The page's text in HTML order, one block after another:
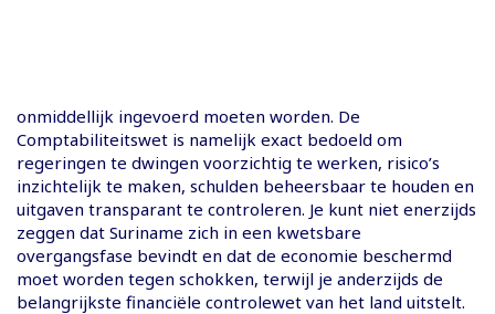
onmiddellijk ingevoerd moeten worden. De
Comptabiliteitswet is namelijk exact bedoeld om
regeringen te dwingen voorzichtig te werken, risico’s
inzichtelijk te maken, schulden beheersbaar te houden en
uitgaven transparant te controleren. Je kunt niet enerzijds
zeggen dat Suriname zich in een kwetsbare
overgangsfase bevindt en dat de economie beschermd
moet worden tegen schokken, terwijl je anderzijds de
belangrijkste financiële controlewet van het land uitstelt.